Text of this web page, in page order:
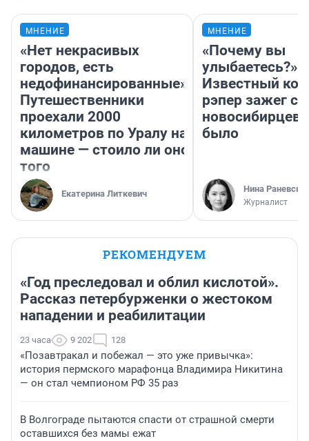
МНЕНИЕ
«Нет некрасивых
городов, есть
недофинансированные».
Путешественники
проехали 2000
километров по Уралу на
машине — стоило ли оно
того
Екатерина Литкевич
МНЕНИЕ
«Почему вы
улыбаетесь?»
Известный
рэпер зажег с
новосибирцев:
было
Нина
Журналист
РЕКОМЕНДУЕМ
«Год преследовал и облил кислотой».
Рассказ петербурженки о жестоком
нападении и реабилитации
23 часа 9 202 128
«Позавтракал и побежал — это уже привычка»:
история пермского марафонца Владимира Никитина
— он стал чемпионом РФ 35 раз
В Волгограде пытаются спасти от страшной смерти
оставшихся без мамы ежат